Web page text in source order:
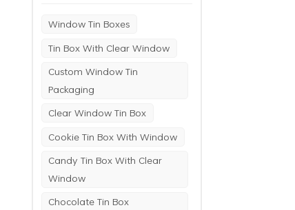
Window Tin Boxes
Tin Box With Clear Window
Custom Window Tin
Packaging
Clear Window Tin Box
Cookie Tin Box With Window
Candy Tin Box With Clear
Window
Chocolate Tin Box